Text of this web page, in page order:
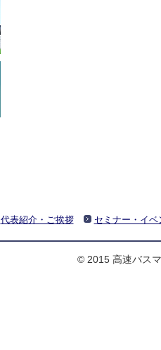
代表紹介・ご挨拶 セミナー・イベ
© 2015 高速バス